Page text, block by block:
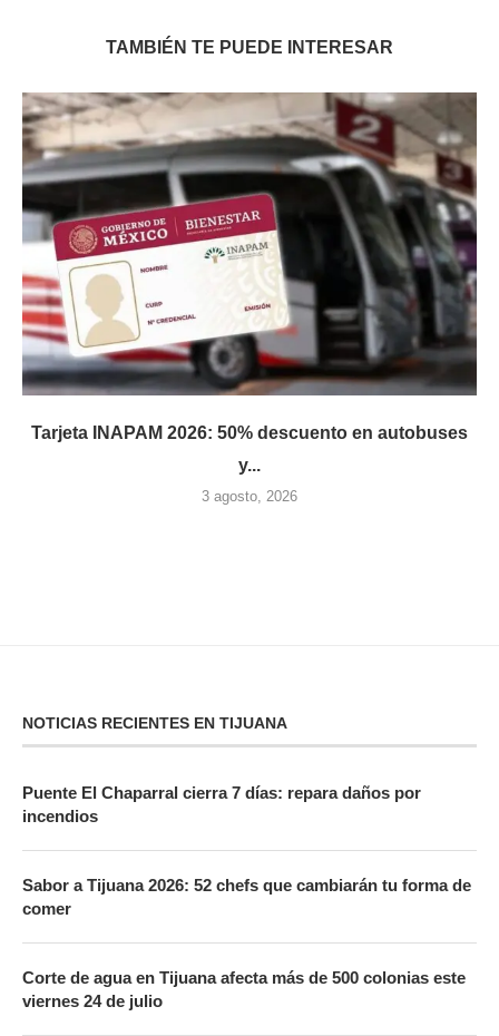
TAMBIÉN TE PUEDE INTERESAR
Tarjeta INAPAM 2026: 50% descuento en autobuses
y...
3 agosto, 2026
NOTICIAS RECIENTES EN TIJUANA
Puente El Chaparral cierra 7 días: repara daños por
incendios
Sabor a Tijuana 2026: 52 chefs que cambiarán tu forma de
comer
Corte de agua en Tijuana afecta más de 500 colonias este
viernes 24 de julio